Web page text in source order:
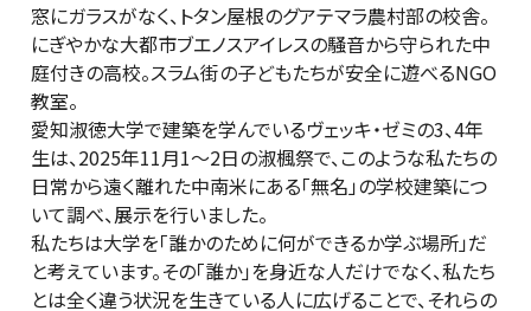
窓にガラスがなく、トタン屋根のグアテマラ農村部の校舎。
にぎやかな大都市ブエノスアイレスの騒音から守られた中
庭付きの高校。スラム街の子どもたちが安全に遊べるNGO
教室。
愛知淑徳大学で建築を学んでいるヴェッキ・ゼミの3、4年
生は、2025年11月1～2日の淑楓祭で、このような私たちの
日常から遠く離れた中南米にある「無名」の学校建築につ
いて調べ、展示を行いました。
私たちは大学を「誰かのために何ができるか学ぶ場所」だ
と考えています。その「誰か」を身近な人だけでなく、私たち
とは全く違う状況を生きている人に広げることで、それらの